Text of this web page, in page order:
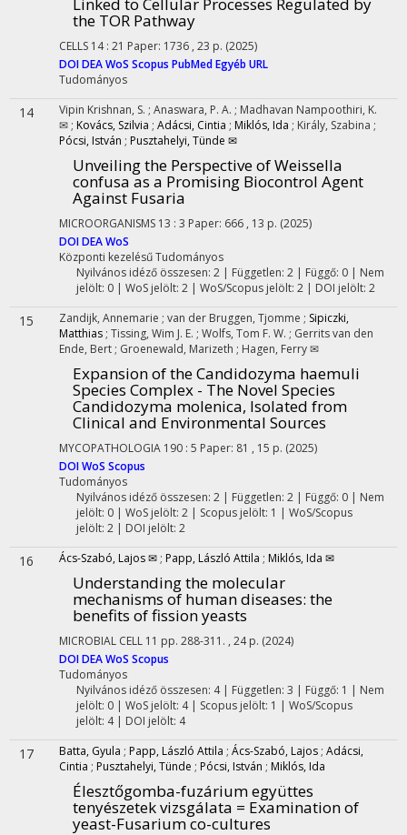
the TOR Pathway
CELLS 14: 21 Paper: 1736 , 23 p. (2025)
DOIDEAWoS Scopus PubMedEgyéb URL
Tudományos
14 Vipin Krishnan, S. ; Anaswara, P. A. ; Madhavan Nampoothiri, K.
✉ ; Kovács, Szilvia ; Adácsi, Cintia ; Miklós, Ida ; Király, Szabina ;
Pócsi, István ; Pusztahelyi, Tünde ✉
Unveiling the Perspective of Weissella
confusa as a Promising Biocontrol Agent
Against Fusaria
MICROORGANISMS 13 : 3 Paper: 666 , 13 p. (2025)
DOIDEAWoS
Központi kezelésűTudományos
Nyilvános idéző összesen: 2| Független: 2 | Függő: 0 | Nem
jelölt: 0 | WoS jelölt: 2 | WoS/Scopus jelölt: 2 | DOI jelölt: 2
15 Zandijk, Annemarie ; van der Bruggen, Tjomme ; Sipiczki,
Matthias ; Tissing, Wim J. E. ; Wolfs, Tom F. W. ; Gerrits van den
Ende, Bert ; Groenewald, Marizeth ; Hagen, Ferry ✉
Expansion of the Candidozyma haemuli
Species Complex - The Novel Species
Candidozyma molenica, Isolated from
Clinical and Environmental Sources
MYCOPATHOLOGIA 190 : 5 Paper: 81 , 15 p. (2025)
DOIWoS Scopus
Tudományos
Nyilvános idéző összesen: 2| Független: 2 | Függő: 0 | Nem
jelölt: 0 | WoS jelölt: 2 | Scopus jelölt: 1 | WoS/Scopus
jelölt: 2 | DOI jelölt: 2
16 Ács-Szabó, Lajos ✉ ; Papp, László Attila ; Miklós, Ida ✉
Understanding the molecular
mechanisms of human diseases: the
benefits of fission yeasts
MICROBIAL CELL 11 pp. 288-311. , 24 p. (2024)
DOIDEAWoS Scopus
Tudományos
Nyilvános idéző összesen: 4| Független: 3 | Függő: 1 | Nem
jelölt: 0 | WoS jelölt: 4 | Scopus jelölt: 1 | WoS/Scopus
jelölt: 4 | DOI jelölt: 4
17 Batta, Gyula ; Papp, László Attila ; Ács-Szabó, Lajos ; Adácsi,
Cintia ; Pusztahelyi, Tünde ; Pócsi, István ; Miklós, Ida
Élesztőgomba-fuzárium együttes
tenyészetek vizsgálata = Examination of
yeast-Fusarium co-cultures